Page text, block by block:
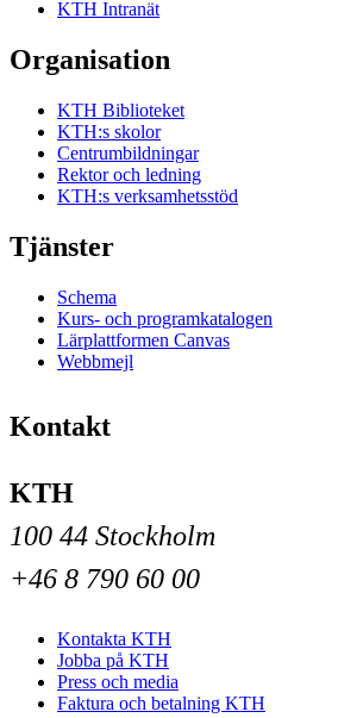
KTH Intranät
Organisation
KTH Biblioteket
KTH:s skolor
Centrumbildningar
Rektor och ledning
KTH:s verksamhetsstöd
Tjänster
Schema
Kurs- och programkatalogen
Lärplattformen Canvas
Webbmejl
Kontakt
KTH
100 44 Stockholm
+46 8 790 60 00
Kontakta KTH
Jobba på KTH
Press och media
Faktura och betalning KTH